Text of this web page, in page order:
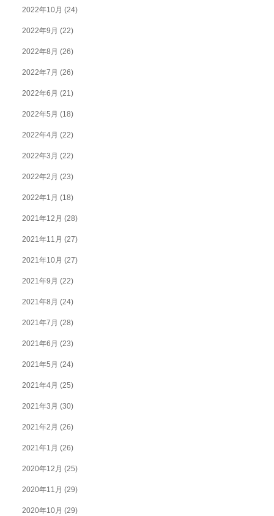
2022年10月 (24)
2022年9月 (22)
2022年8月 (26)
2022年7月 (26)
2022年6月 (21)
2022年5月 (18)
2022年4月 (22)
2022年3月 (22)
2022年2月 (23)
2022年1月 (18)
2021年12月 (28)
2021年11月 (27)
2021年10月 (27)
2021年9月 (22)
2021年8月 (24)
2021年7月 (28)
2021年6月 (23)
2021年5月 (24)
2021年4月 (25)
2021年3月 (30)
2021年2月 (26)
2021年1月 (26)
2020年12月 (25)
2020年11月 (29)
2020年10月 (29)